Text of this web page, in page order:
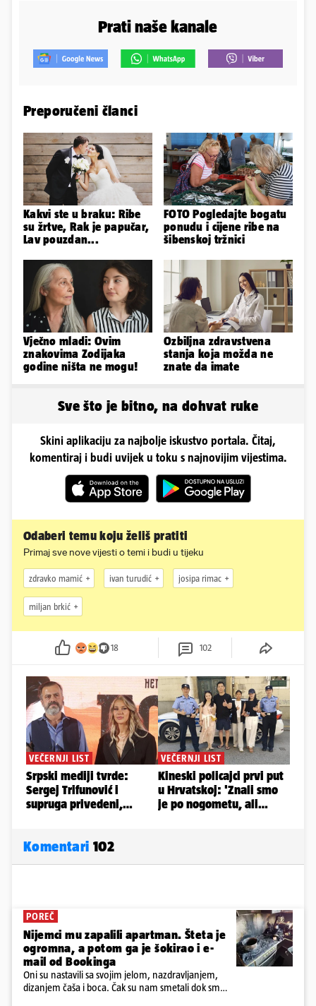
Prati naše kanale
Preporučeni članci
Kakvi ste u braku: Ribe
su žrtve, Rak je papučar,
Lav pouzdan...
FOTO Pogledajte bogatu
ponudu i cijene ribe na
šibenskoj tržnici
Vječno mladi: Ovim
znakovima Zodijaka
godine ništa ne mogu!
Ozbiljna zdravstvena
stanja koja možda ne
znate da imate
Sve što je bitno, na dohvat ruke
Skini aplikaciju za najbolje iskustvo portala. Čitaj,
komentiraj i budi uvijek u toku s najnovijim vijestima.
Odaberi temu koju želiš pratiti
Primaj sve nove vijesti o temi i budi u tijeku
zdravko mamić ivan turudić josipa rimac
miljan brkić
18 102
Komentari 102
POREČ
Nijemci mu zapalili apartman. Šteta je
ogromna, a potom ga je šokirao i e-
mail od Bookinga
Oni su nastavili sa svojim jelom, nazdravljanjem,
dizanjem čaša i boca. Čak su nam smetali dok smo